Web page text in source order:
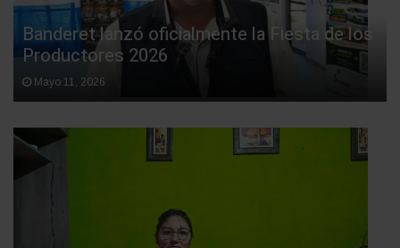
Banderet lanzó oficialmente la Fiesta de los
Productores 2026
Mayo 11, 2026